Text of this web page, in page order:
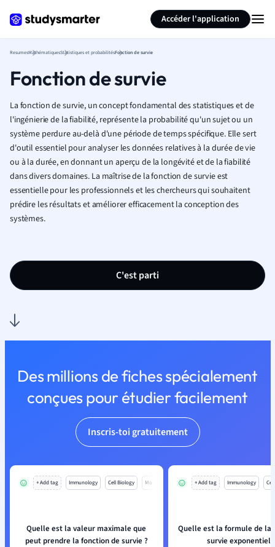
Accéder l'application
ResumesMathématiquesStatistiques et probabilitésFonction de survie
Fonction de survie
La fonction de survie, un concept fondamental des statistiques et de
l'ingénierie de la fiabilité, représente la probabilité qu'un sujet ou un
système perdure au-delà d'une période de temps spécifique. Elle sert
d'outil essentiel pour analyser les données relatives à la durée de vie
ou à la durée, en donnant un aperçu de la longévité et de la fiabilité
dans divers domaines. La maîtrise de la fonction de survie est
essentielle pour les professionnels et les chercheurs qui souhaitent
prédire les résultats et améliorer efficacement la conception des
systèmes.
C'est parti
Des millions de fiches spécialement
conçues pour étudier facilement
Inscris-toi gratuitement
+ Add tag Immunology Cell Biology Mo
Quelle est la valeur maximale que
peut prendre la fonction de survie ?
+ Add tag Immunology
Quelle est la formule de la
survie
Résumer la page